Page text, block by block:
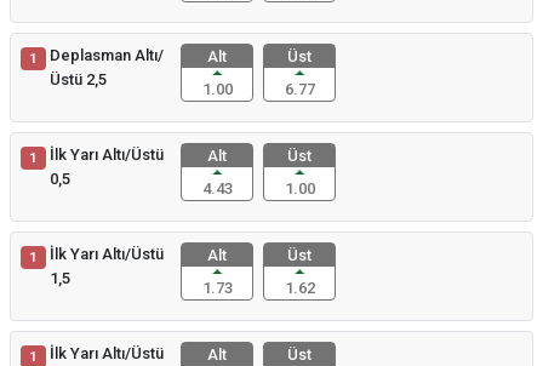
1
Deplasman Altı/
Üstü 2,5
Alt
1.00
Üst
6.77
1
İlk Yarı Altı/Üstü
0,5
Alt
4.43
Üst
1.00
1
İlk Yarı Altı/Üstü
1,5
Alt
1.73
Üst
1.62
1
İlk Yarı Altı/Üstü
Alt
Üst